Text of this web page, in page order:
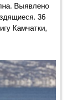
Выявлено
36
Камчатки,